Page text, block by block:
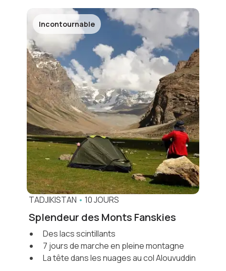
Incontournable
TADJIKISTAN • 10 JOURS
Splendeur des Monts Fanskies
Des lacs scintillants
7 jours de marche en pleine montagne
La tête dans les nuages au col Alouvuddin